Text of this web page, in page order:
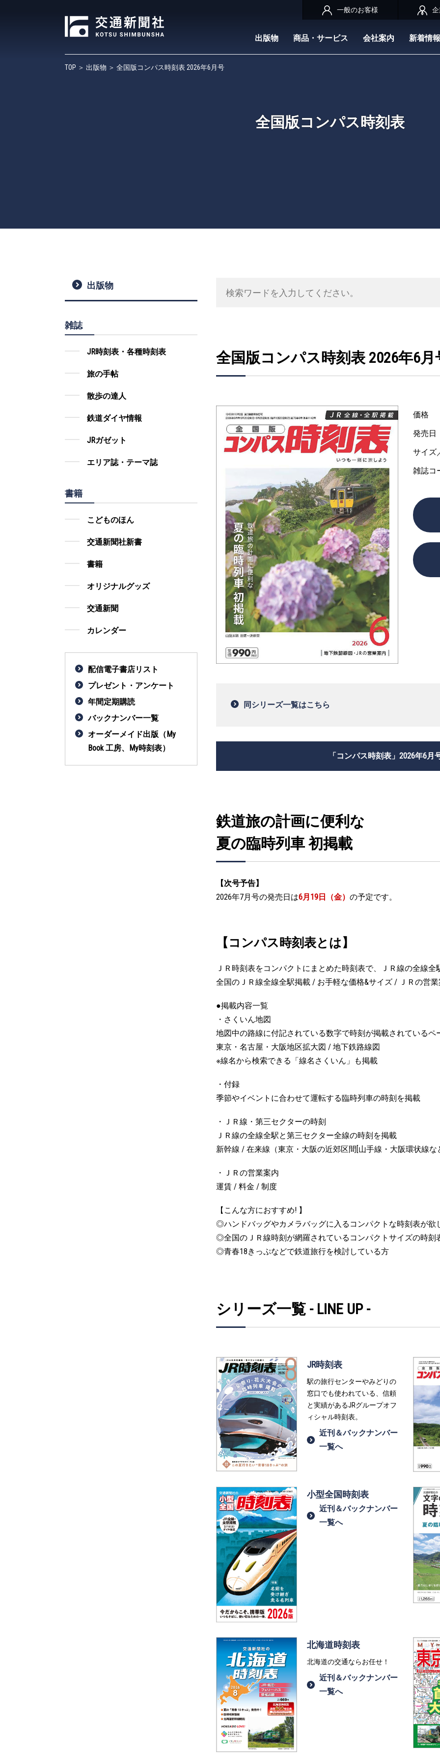
出版物 商品・サービス 会社案内 新着情報
一般のお客様
TOP ＞ 出版物 ＞ 全国版コンパス時刻表 2026年6月号
全国版コンパス時刻表
出版物
雑誌
JR時刻表・各種時刻表
旅の手帖
散歩の達人
鉄道ダイヤ情報
JRガゼット
エリア誌・テーマ誌
書籍
こどものほん
交通新聞社新書
書籍
オリジナルグッズ
交通新聞
カレンダー
配信電子書店リスト
プレゼント・アンケート
年間定期購読
バックナンバー一覧
オーダーメイド出版（My
Book 工房、My時刻表）
全国版コンパス時刻表 2026年6月
価格
発売日
サイズ
雑誌コ
同シリーズ一覧はこちら
「コンパス時刻表」2026年6月
鉄道旅の計画に便利な
夏の臨時列車 初掲載
【次号予告】
2026年7月号の発売日は6月19日（金） の予定です。
【コンパス時刻表とは】
ＪＲ時刻表をコンパクトにまとめた時刻表で、ＪＲ線の全線全
全国のＪＲ線全線全駅掲載 / お手軽な価格&サイズ / ＪＲの営
●掲載内容一覧
・さくいん地図
地図中の路線に付記されている数字で時刻が掲載されているペ
東京・名古屋・大阪地区拡大図 / 地下鉄路線図
※線名から検索できる「線名さくいん」も掲載
・付録
季節やイベントに合わせて運転する臨時列車の時刻を掲載
・ＪＲ線・第三セクターの時刻
ＪＲ線の全線全駅と第三セクター全線の時刻を掲載
新幹線 / 在来線（東京・大阪の近郊区間[山手線・大阪環状線
・ＪＲの営業案内
運賃 / 料金 / 制度
【こんな方におすすめ! 】
◎ハンドバッグやカメラバッグに入るコンパクトな時刻表が欲
◎全国のＪＲ線時刻が網羅されているコンパクトサイズの時刻
◎青春18きっぷなどで鉄道旅行を検討している方
シリーズ一覧 - LINE UP -
JR時刻表
駅の旅行センターやみどりの
窓口でも使われている、信頼
と実績があるJRグループオフ
ィシャル時刻表。
近刊＆バックナンバー
一覧へ
小型全国時刻表
近刊＆バックナンバー
一覧へ
北海道時刻表
北海道の交通ならお任せ！
近刊＆バックナンバー
一覧へ